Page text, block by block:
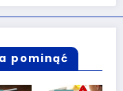
pominąć